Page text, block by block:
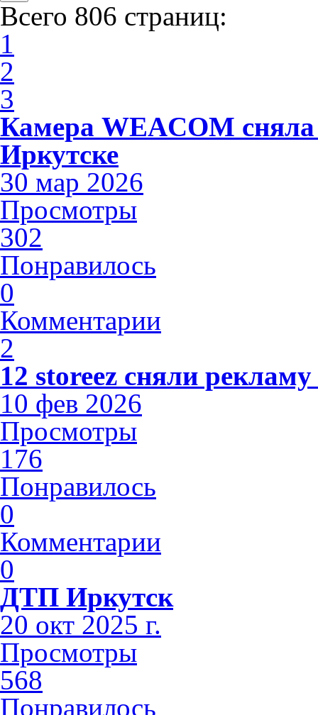
Всего 806 страниц:
1
2
3
Камера WEACOM
Иркутске
30 мар 2026
Просмотры
302
Понравилось
0
Комментарии
2
12 storeez сняли
10 фев 2026
Просмотры
176
Понравилось
0
Комментарии
0
ДТП Иркутск
20 окт 2025 г.
Просмотры
568
Понравилось